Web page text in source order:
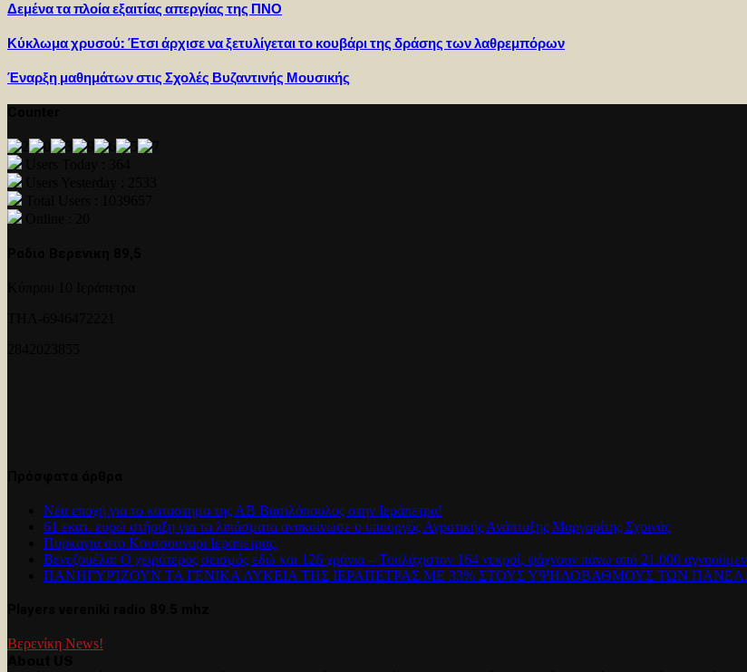
Δεμένα τα πλοία εξαιτίας απεργίας της ΠΝΟ
Κύκλωμα χρυσού: Έτσι άρχισε να ξετυλίγεται το κουβάρι της δράσης των λαθρεμπόρων
Έναρξη μαθημάτων στις Σχολές Βυζαντινής Μουσικής
Νέα εποχή για το καταστημα της ΑΒ Βασιλόπουλος στην Ιεράπετρα!
61 εκατ. ευρώ στήριξη για τα λιπάσματα ανακοίνωσε ο υπουργός Αγροτικής Ανάπτυξης Μαργαρίτης Σχοινάς
Πυρκαγια στο Κουτσουναρι Ιεραπετρας.
Βενεζουέλα: Ο χειρότερος σεισμός εδώ και 126 χρόνια – Τουλάχιστον 164 νεκροί, ψάχνουν πάνω από 21.000
ΠΑΝΗΓΥΡΊΖΟΥΝ ΤΑ ΓΕΝΙΚΑ ΛΥΚΕΙΑ ΤΗΣ ΙΕΡΑΠΕΤΡΑΣ ΜΕ 33% ΣΤΟΥΣ ΥΨΗΛΟΒΑΘΜΟΥΣ ΤΩΝ
Βερενίκη News!